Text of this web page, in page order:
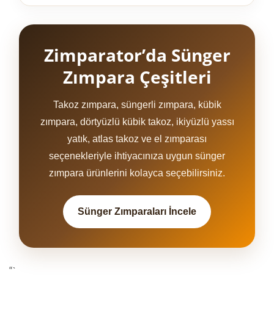
Zimparator’da Sünger
Zımpara Çeşitleri
Takoz zımpara, süngerli zımpara, kübik
zımpara, dörtyüzlü kübik takoz, ikiyüzlü yassı
yatık, atlas takoz ve el zımparası
seçenekleriyle ihtiyacınıza uygun sünger
zımpara ürünlerini kolayca seçebilirsiniz.
Sünger Zımparaları İncele
“`